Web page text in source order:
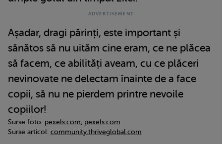
Așadar, dragi părinți, este important și
sănătos să nu uităm cine eram, ce ne plăcea
să facem, ce abilități aveam, cu ce plăceri
nevinovate ne delectam înainte de a face
copii, să nu ne pierdem printre nevoile
copiilor!
Surse foto: pexels.com, pexels.com
Surse articol: community.thriveglobal.com